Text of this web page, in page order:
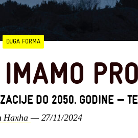
DUGA FORMA
DO 2050. GODINE —
Haxha— 27/11/2024